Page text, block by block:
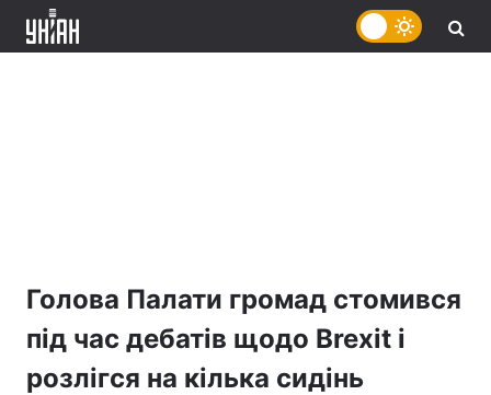
Голова Палати громад стомився
під час дебатів щодо Brexit і
розлігся на кілька сидінь